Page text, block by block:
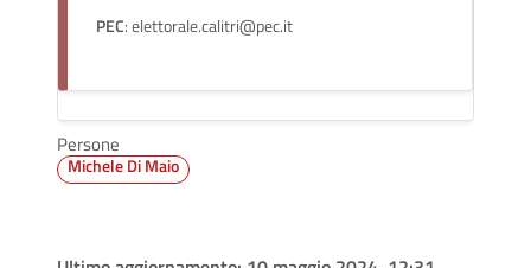
PEC: elettorale.calitri@pec.it
Persone
Michele Di Maio